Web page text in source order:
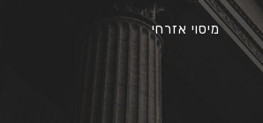
מיסוי אזרחי